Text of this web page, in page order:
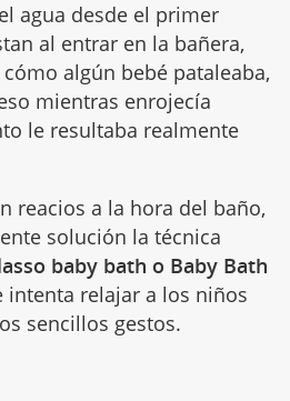
agua desde el primer
al entrar en la bañera,
algún bebé pataleaba,
mientras enrojecía
le resultaba realmente
reacios a la hora del baño,
solución la técnica
baby bath o Baby Bath
intenta relajar a los niños
sencillos gestos.